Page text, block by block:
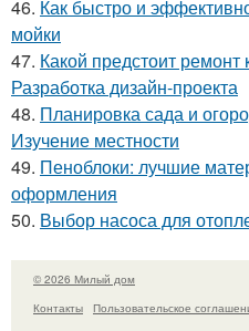
46. Как быстро и
мойки
47. Какой предстоит
Разработка дизайн-проекта
48. Планировка сада и
Изучение местности
49. Пеноблоки: лучшие
оформления
50. Выбор насоса для
© 2026 Милый дом
Контакты
Пользовательское